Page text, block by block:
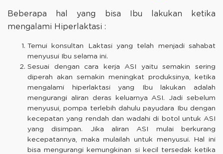
Beberapa hal yang bisa Ibu lakukan ketika
mengalami Hiperlaktasi :
Temui konsultan Laktasi yang telah menjadi sahabat
menyusui Ibu selama ini.
Sesuai dengan cara kerja ASI yaitu semakin sering
diperah akan semakin meningkat produksinya, ketika
mengalami hiperlaktasi yang Ibu lakukan adalah
mengurangi aliran deras keluarnya ASI. Jadi sebelum
menyusui, pompa terlebih dahulu payudara Ibu dengan
kecepatan yang rendah dan wadahi di botol untuk ASI
yang disimpan. Jika aliran ASI mulai berkurang
kecepatannya, maka mulailah untuk menyusui. Hal ini
bisa mengurangi kemungkinan si kecil tersedak ketika